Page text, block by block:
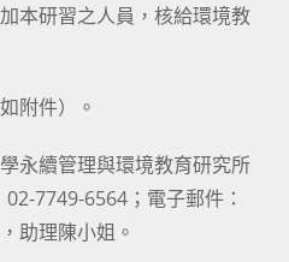
本研習之人員，核給環境教
附件）。
永續管理與環境教育研究所
7749-6564；電子郵件：
助理陳小姐。